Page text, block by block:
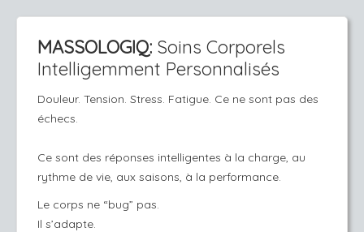
MASSOLOGIQ: Soins Corporels
Intelligemment Personnalisés
Douleur. Tension. Stress. Fatigue. Ce ne sont pas des
échecs.
Ce sont des réponses intelligentes à la charge, au
rythme de vie, aux saisons, à la performance.
Le corps ne “bug” pas.
Il s’adapte.